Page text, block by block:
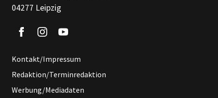
04277 Leipzig
Kontakt/Impressum
Redaktion/Terminredaktion
Werbung/Mediadaten